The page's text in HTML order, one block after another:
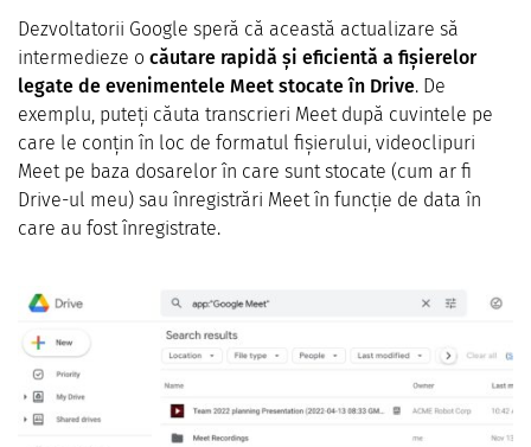
Dezvoltatorii Google speră că această actualizare să
intermedieze o căutare rapidă și eficientă a fișierelor
legate de evenimentele Meet stocate în Drive. De
exemplu, puteți căuta transcrieri Meet după cuvintele pe
care le conțin în loc de formatul fișierului, videoclipuri
Meet pe baza dosarelor în care sunt stocate (cum ar fi
Drive-ul meu) sau înregistrări Meet în funcție de data în
care au fost înregistrate.